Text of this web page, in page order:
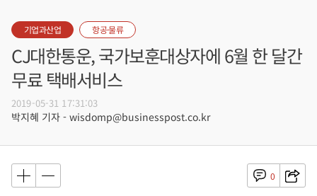
기업과산업 항공·물류
CJ대한통운, 국가보훈대상자에 6월 한 달간
무료 택배서비스
2019-05-31 17:31:03
박지혜 기자 - wisdomp@businesspost.co.kr
0